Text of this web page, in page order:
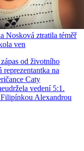
Nosková ztratila téměř
ven
od životního
na
Caty
vedení 5:1.
Alexandrou